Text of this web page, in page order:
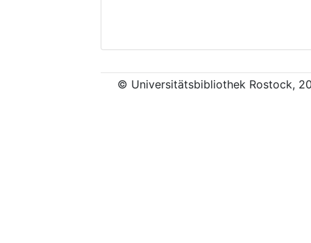
© Universitätsbibliothek Rostock,